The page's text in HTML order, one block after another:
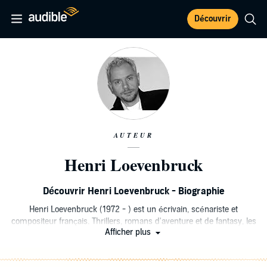
Découvrir
AUTEUR
Henri Loevenbruck
Découvrir Henri Loevenbruck - Biographie
Henri Loevenbruck (1972 - ) est un écrivain, scénariste et
compositeur français. Thrillers, romans d'aventure et de fantasy, les
livres d’Henri Loevenbruck sont traduits dans plus de quinze
un collectif d’écrivains désireux de réhabiliter le genre littéraire du
Afficher plus